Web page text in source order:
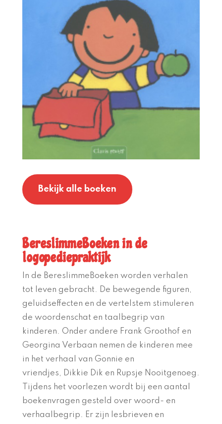
Bekijk alle boeken
BereslimmeBoeken in de
logopediepraktijk
In de BereslimmeBoeken worden verhalen
tot leven gebracht. De bewegende figuren,
geluidseffecten en de vertelstem stimuleren
de woordenschat en taalbegrip van
kinderen. Onder andere Frank Groothof en
Georgina Verbaan nemen de kinderen mee
in het verhaal van Gonnie en
vriendjes, Dikkie Dik en Rupsje Nooitgenoeg.
Tijdens het voorlezen wordt bij een aantal
boekenvragen gesteld over woord- en
verhaalbegrip. Er zijn lesbrieven en